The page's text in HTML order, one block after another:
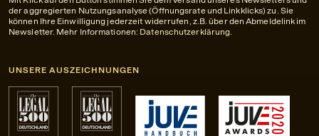
der aggregierten Nutzungsanalyse (Öffnungsrate und Linkklicks) zu. Sie
können Ihre Einwilligung jederzeit widerrufen, z.B. über den Abmeldelink im
Newsletter. Mehr Informationen: Datenschutzerklärung
UNSERE AUSZEICHNUNGEN